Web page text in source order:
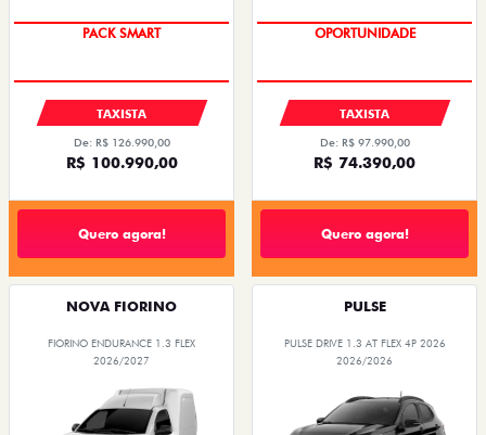
PACK SMART
TAXISTA
De: R$ 126.990,00
R$ 100.990,00
Quero agora!
OPORTUNIDADE
TAXISTA
De: R$ 97.990,00
R$ 74.390,00
Quero agora!
NOVA FIORINO
FIORINO ENDURANCE 1.3 FLEX
2026/2027
PULSE
PULSE DRIVE 1.3 AT FLEX 4P 2026
2026/2026